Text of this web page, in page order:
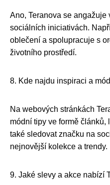
Ano, Teranova se
sociálních iniciativách.
oblečení a spolupracuje s
životního prostředí.
8. Kde najdu inspiraci a
Na webových stránkách
módní tipy ve formě
také sledovat značku na
nejnovější kolekce a trendy.
9. Jaké slevy a akce nabízí